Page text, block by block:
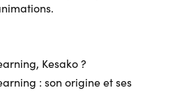
Kesako ?
: son origine et ses